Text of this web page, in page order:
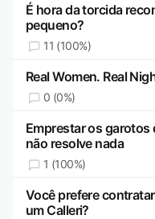
É hora da torcida
pequeno?
11 (100%)
Real Women. Real
0 (0%)
Emprestar os garotos
não resolve nada
1 (100%)
Você prefere
um Calleri?